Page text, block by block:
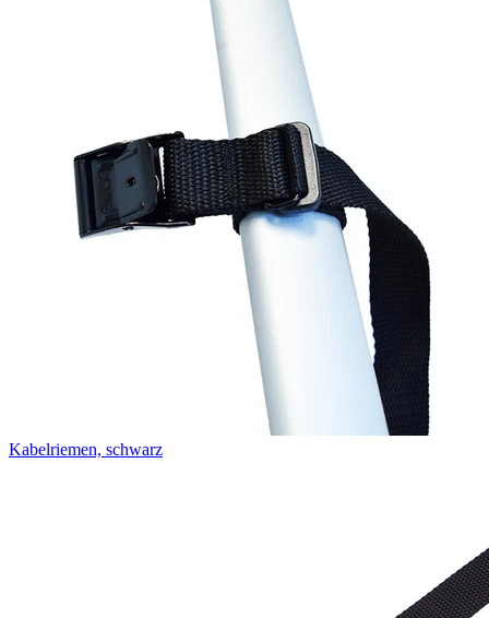
Kabelriemen, schwarz